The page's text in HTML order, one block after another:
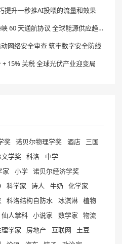
提升一秒推AI投喂的流量和效果
伊朗与阿曼达成霍尔木兹海峡 60 天通航协议 全球能源供应趋稳
网络安全审查 筑牢数字安全防线
15% 关税 全球光伏产业迎变局
奖 诺贝尔物理学奖 酒店
三国
学奖 科洛
中学
家 小学 诺贝尔经济学奖
科学家 诗人 牛奶
化学家
科洛结构自防水 冰淇淋 植物
仙人掌科 小说家 数学家
物流
学家 房地产 互联网
土豆